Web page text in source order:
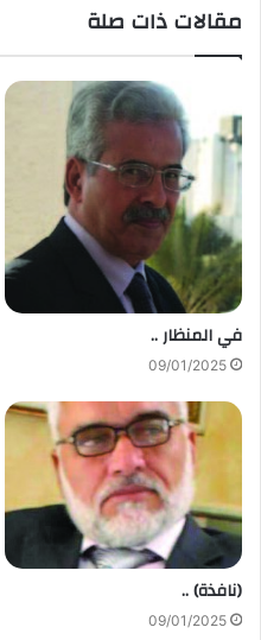
مقالات ذات صلة
في المنظار ..
09/01/2025
(نافذة) ..
09/01/2025